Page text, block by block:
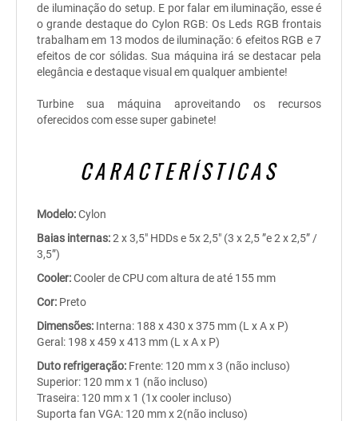
de iluminação do setup. E por falar em iluminação, esse é
o grande destaque do Cylon RGB: Os Leds RGB frontais
trabalham em 13 modos de iluminação: 6 efeitos RGB e 7
efeitos de cor sólidas. Sua máquina irá se destacar pela
elegância e destaque visual em qualquer ambiente!
Turbine sua máquina aproveitando os recursos
oferecidos com esse super gabinete!
CARACTERÍSTICAS
Modelo:Cylon
Baias internas:2 x 3,5" HDDs e 5x 2,5" (3 x 2,5 ”e 2 x 2,5” /
3,5”)
Cooler:Cooler de CPU com altura de até 155 mm
Cor: Preto
Dimensões: Interna: 188 x 430 x 375 mm (L x A x P)
Geral: 198 x 459 x 413 mm (L x A x P)
Duto refrigeração: Frente: 120 mm x 3 (não incluso)
Superior: 120 mm x 1 (não incluso)
Traseira: 120 mm x 1 (1x cooler incluso)
Suporta fan VGA: 120 mm x 2(não incluso)